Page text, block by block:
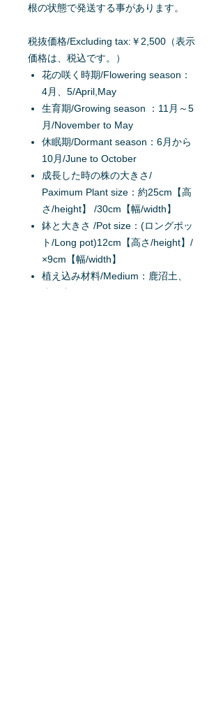
根の状態で発送する事があります。
税抜価格/Excluding tax:￥2,500（表示
価格は、税込です。）
花の咲く時期/Flowering season：
4月、5/April,May
生育期/Growing season ：11月～5
月/November to May
休眠期/Dormant season：6月から
10月/June to October
成長した時の株の大きさ/
Paximum Plant size：約25cm【高
さ/height】 /30cm【幅/width】
鉢と大きさ /Pot size：(ロングポッ
ト/Long pot)12cm【高さ/height】/
×9cm【幅/width】
植え込み材料/Medium：鹿沼土、